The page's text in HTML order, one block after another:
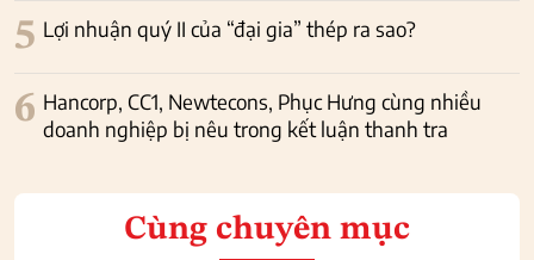
5 Lợi nhuận quý II của “đại gia” thép ra sao?
6 Hancorp, CC1, Newtecons, Phục Hưng cùng nhiều
doanh nghiệp bị nêu trong kết luận thanh tra
Cùng chuyên mục